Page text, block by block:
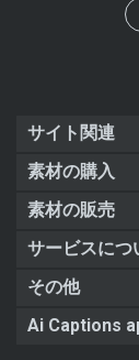
サイト関連
素材の購入
素材の販売
サービスにつ
その他
Ai Captions